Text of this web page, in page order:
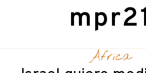
content
África